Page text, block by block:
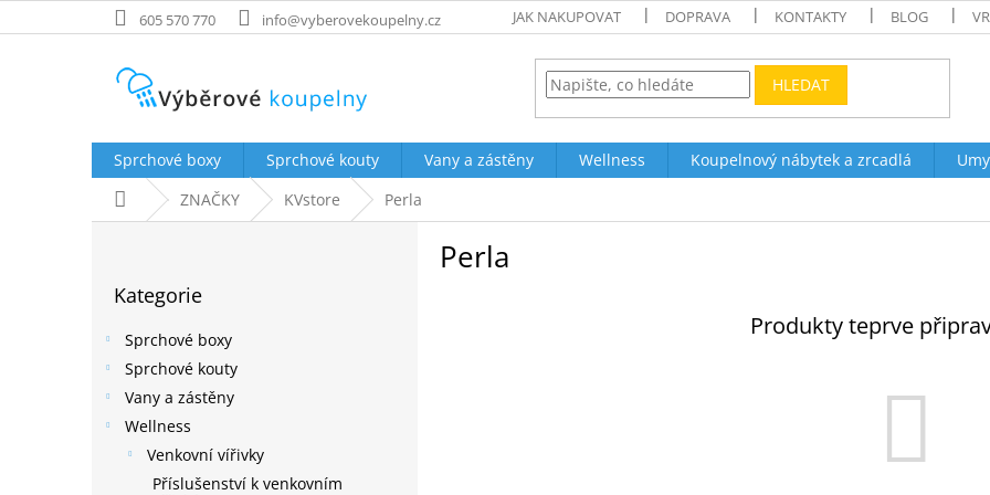
na
605 570 770 info@vyberovekoupelny.cz JAK NAKUPOVAT DOPRAVA KONTAKTY BLOG
HLEDAT
Sprchové boxy Sprchové kouty Vany a zástěny Wellness Koupelnový nábytek a zrcadlá
Domů ZNAČKY KVstore Perla
kategorie
Kategorie
Sprchové boxy
Sprchové kouty
Vany a zástěny
Wellness
Venkovní vířivky
Příslušenství k venkovním
Perla
Produkty teprve